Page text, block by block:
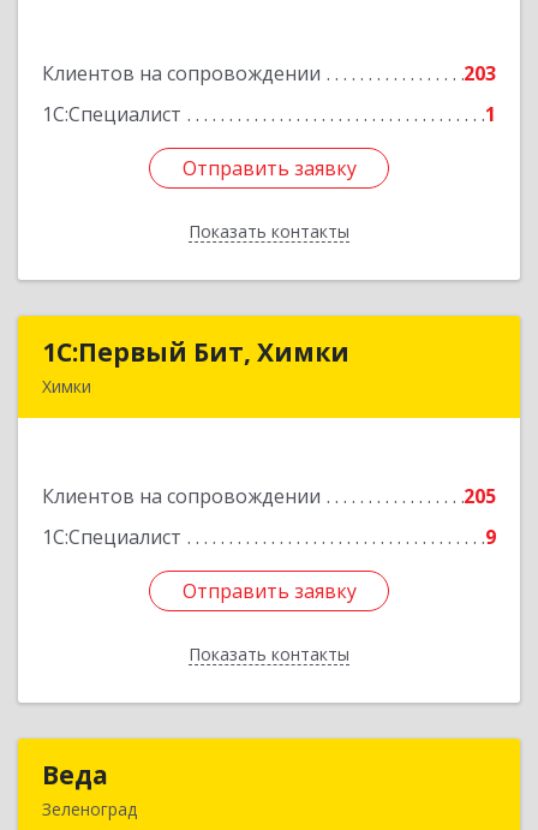
Клиентов на сопровождении
203
1С:Специалист
1
Отправить заявку
Показать контакты
Подробнее
Отправить заявку
Назад
1С:Первый Бит, Химки
Химки
Клиентов на сопровождении
205
1С:Специалист
9
Отправить заявку
Показать контакты
1С:Первый Бит, Химки
Подробнее
Отправить заявку
Назад
Веда
Зеленоград